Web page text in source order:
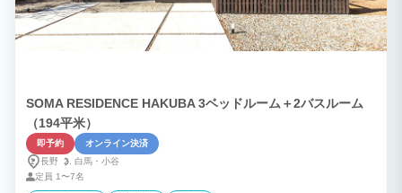
SOMA RESIDENCE HAKUBA 3ベッドルーム＋2バスルーム
（194平米）
即予約
オンライン決済
長野
白馬・ 小谷
定員 1〜7名